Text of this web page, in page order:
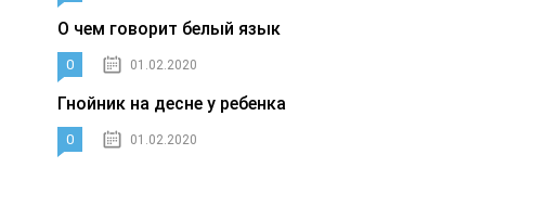
О чем говорит белый язык
0 01.02.2020
Гнойник на десне у ребенка
0 01.02.2020